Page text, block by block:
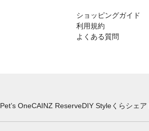
ショッピングガイド
利用規約
よくある質問
Pet’s OneCAINZ ReserveDIY Styleくらシェア